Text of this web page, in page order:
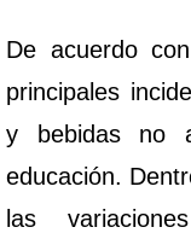
De acuerdo
principales
y bebidas no
educación.
las